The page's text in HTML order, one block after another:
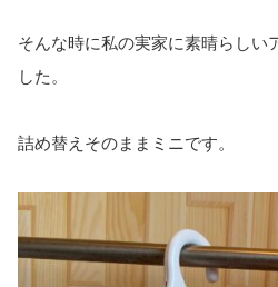
そんな時に私の実家に素晴らしい
した。
詰め替えそのままミニです。